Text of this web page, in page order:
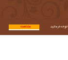
فرمائید. مشاهده...